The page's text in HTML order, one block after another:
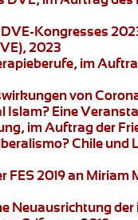
Kongresses
2023
, im
von
Islam? Eine
, im Auftrag der
Chile und
FES 2019 anMiriam
Neuausrichtung